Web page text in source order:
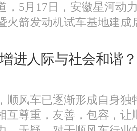
，5月17日，安徽星河动
火箭发动机试车基地建成
进人际与社会和谐
顺风车已逐渐形成自身独
互尊重，友善，包容，